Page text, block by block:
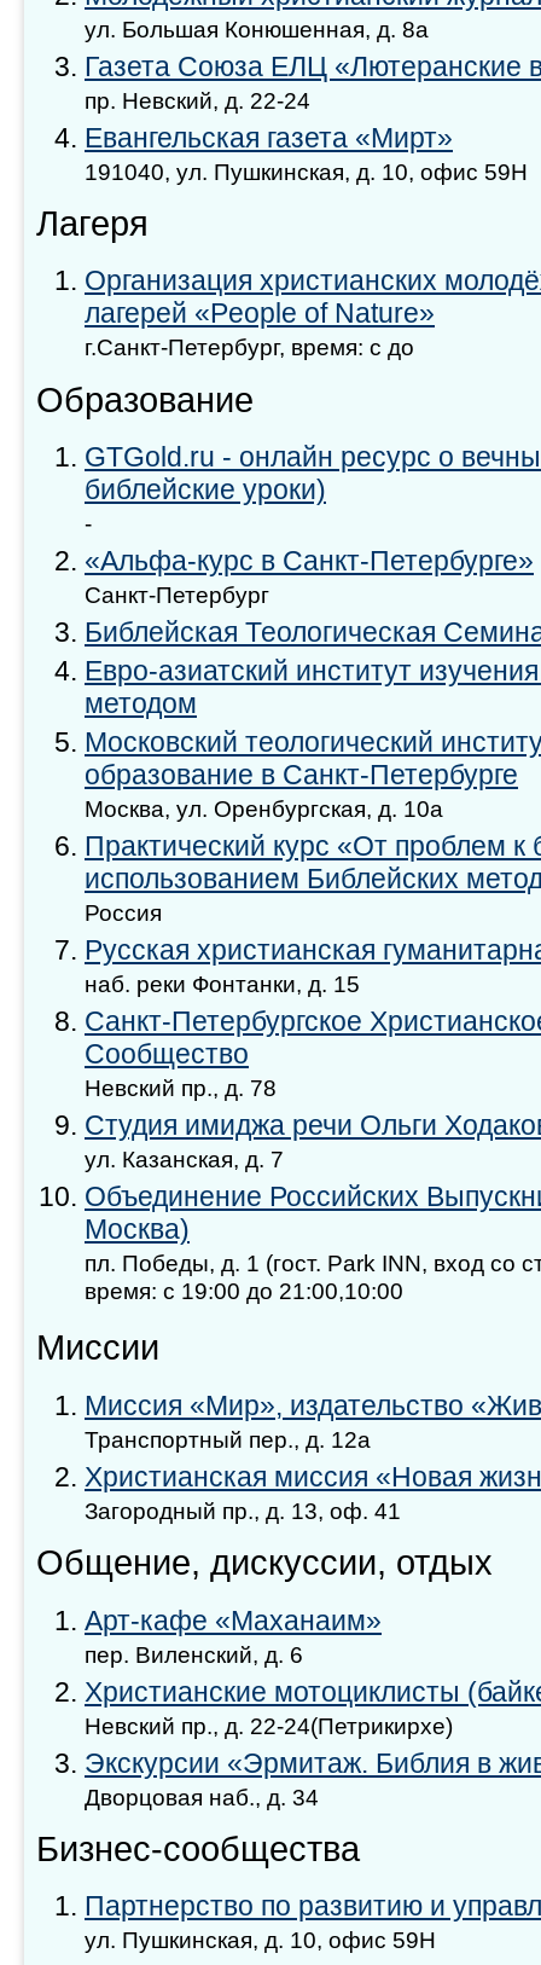
ул. Большая Конюшенная, д. 8а
Газета Союза ЕЛЦ «Лютеранские
пр. Невский, д. 22-24
Евангельская газета «Мирт»
191040, ул. Пушкинская, д. 10, офис 59Н
Лагеря
Организация христианских
лагерей «People of Nature»
г.Санкт-Петербург, время: с до
Образование
GTGold.ru - онлайн ресурс о
библейские уроки)
-
«Альфа-курс в Санкт-Петербурге»
Санкт-Петербург
Библейская Теологическая
Евро-азиатский институт
методом
Московский теологический
образование в Санкт-Петербурге
Москва, ул. Оренбургская, д. 10а
Практический курс «От проблем к
использованием Библейских
Россия
Русская христианская
наб. реки Фонтанки, д. 15
Санкт-Петербургское
Сообщество
Невский пр., д. 78
Студия имиджа речи Ольги
ул. Казанская, д. 7
Объединение Российских
Москва)
пл. Победы, д. 1 (гост. Park INN, вход со
время: с 19:00 до 21:00,10:00
Миссии
Миссия «Мир», издательство
Транспортный пер., д. 12а
Христианская миссия «Новая
Загородный пр., д. 13, оф. 41
Общение, дискуссии, отдых
Арт-кафе «Маханаим»
пер. Виленский, д. 6
Христианские мотоциклисты
Невский пр., д. 22-24(Петрикирхе)
Экскурсии «Эрмитаж. Библия в
Дворцовая наб., д. 34
Бизнес-сообщества
Партнерство по развитию и
ул. Пушкинская, д. 10, офис 59Н